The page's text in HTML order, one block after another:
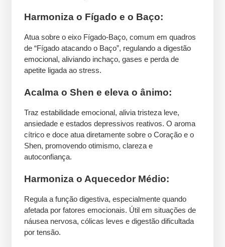
Harmoniza o Fígado e o Baço:
Atua sobre o eixo Fígado-Baço, comum em quadros
de “Fígado atacando o Baço”, regulando a digestão
emocional, aliviando inchaço, gases e perda de
apetite ligada ao stress.
Acalma o Shen e eleva o ânimo:
Traz estabilidade emocional, alivia tristeza leve,
ansiedade e estados depressivos reativos. O aroma
cítrico e doce atua diretamente sobre o Coração e o
Shen, promovendo otimismo, clareza e
autoconfiança.
Harmoniza o Aquecedor Médio:
Regula a função digestiva, especialmente quando
afetada por fatores emocionais. Útil em situações de
náusea nervosa, cólicas leves e digestão dificultada
por tensão.